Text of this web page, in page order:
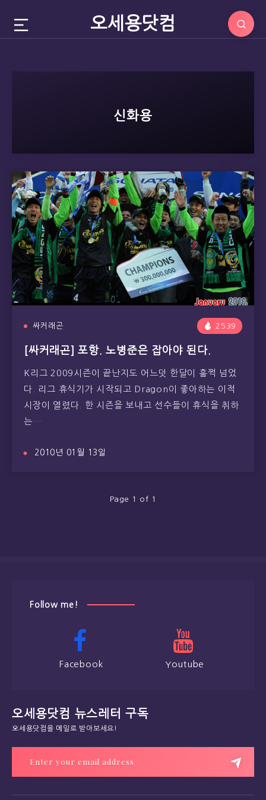
오세용닷컴
신화용
싸커래곤 2539
[싸커래곤] 포항. 노병준은 잡아야 된다.
K리그 2009시즌이 끝난지도 어느덧 한달이 훌쩍 넘었
다. 리그 휴식기가 시작되고 Dragon이 좋아하는 이적
시장이 열렸다. 한 시즌을 보내고 선수들이 휴식을 취하
는…
2010년 01월 13일
Page 1 of 1
Follow me!
Facebook Youtube
오세용닷컴 뉴스레터 구독
오세용닷컴을 메일로 받아보세요!